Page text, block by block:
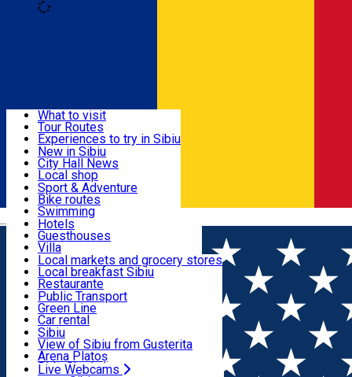
Română
Useful info
Activities & Adventure
Accommodation
Food, Drinks & Nightlife
Transport & Parking
Live Webcams
What to visit
Tour Routes
Experiences to try in Sibiu
Podcast
Culture
Museums
Churches
Parks, Zoo
County of Sibiu
New in Sibiu
City Hall News
Local shop
Sibiu artisans
Sibiul Verde
Public services
Education
How do I get to Sibiu
Tourist Info
Tour Guides
Guided tours
Publicații locale
Beauty salons
Sport & Adventure
Bike routes
Swimming
Riding
Indoor activities
Loc de joacă indoor
Loc de joacă outdoor
Ski
Ice skating
Yoga
Hotels
Guesthouses
Villa
Hostels
Motel
Camping
Renting rooms
Rooms for rent
Accommodation outside Sibiu
Local markets and grocery stores
Local breakfast Sibiu
Restaurante
Pizza
Fast Food
Coffee
Sweets
Pub, Bar
Night clubs
Bakeries
Public Transport
Green Line
Car rental
Rent a bike
Scooter rentals
Taxi
Ride Sharing
Sibiu
View of Sibiu from Gusterita
Arena Platoș
Live Webcams